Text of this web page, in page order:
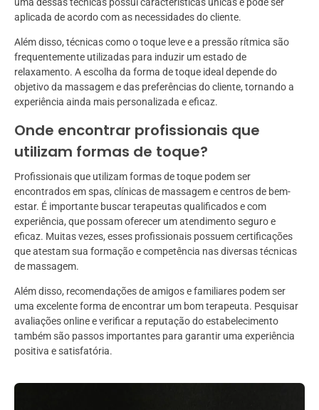
uma dessas técnicas possui características únicas e pode ser
aplicada de acordo com as necessidades do cliente.
Além disso, técnicas como o toque leve e a pressão rítmica são
frequentemente utilizadas para induzir um estado de
relaxamento. A escolha da forma de toque ideal depende do
objetivo da massagem e das preferências do cliente, tornando a
experiência ainda mais personalizada e eficaz.
Onde encontrar profissionais que
utilizam formas de toque?
Profissionais que utilizam formas de toque podem ser
encontrados em spas, clínicas de massagem e centros de bem-
estar. É importante buscar terapeutas qualificados e com
experiência, que possam oferecer um atendimento seguro e
eficaz. Muitas vezes, esses profissionais possuem certificações
que atestam sua formação e competência nas diversas técnicas
de massagem.
Além disso, recomendações de amigos e familiares podem ser
uma excelente forma de encontrar um bom terapeuta. Pesquisar
avaliações online e verificar a reputação do estabelecimento
também são passos importantes para garantir uma experiência
positiva e satisfatória.